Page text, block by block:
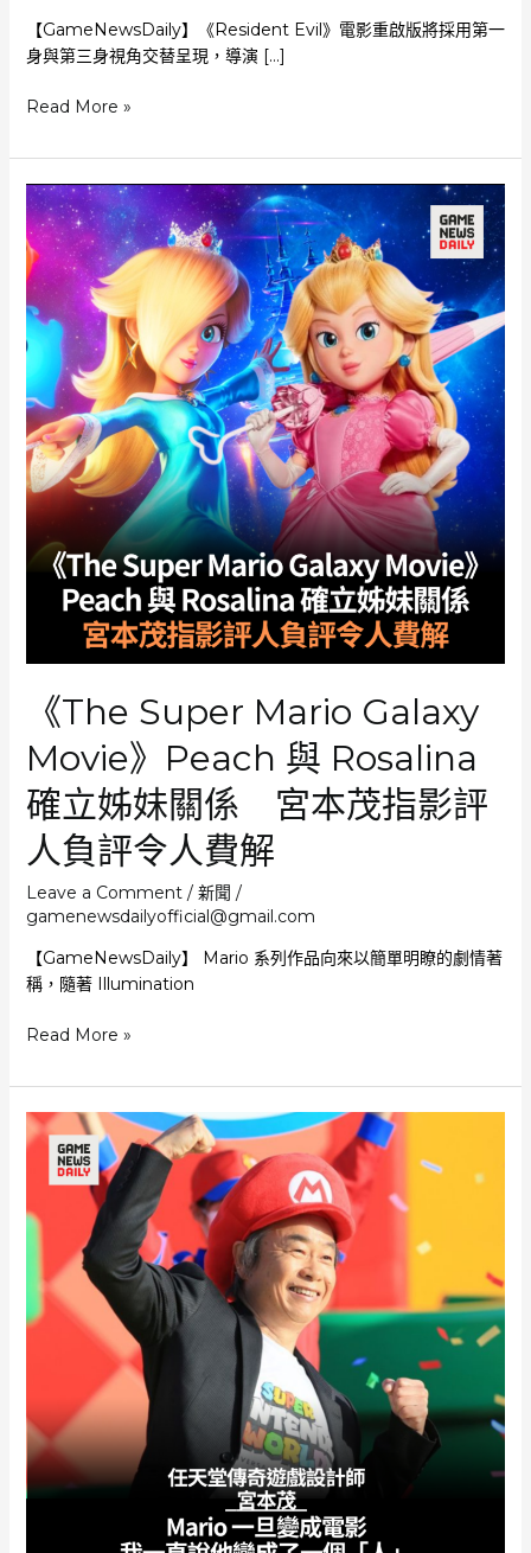
【GameNewsDaily】《Resident Evil》電影重啟版將採用第一
身與第三身視角交替呈現，導演 […]
《Resident
電
影
重
啟
版
將
採
用
第
一
身
與
第
三
身
視
演：
電
基
上
每
5
鐘
就
一
潮
Read More »
《The Super Mario Galaxy
Movie》Peach 與 Rosalina
確立姊妹關係 宮本茂指影評
人負評令人費解
Leave a Comment / 新聞 /
gamenewsdailyofficial@gmail.com
【GameNewsDaily】 Mario 系列作品向來以簡單明瞭的劇情著
稱，隨著 Illumination
《The
Mario
Galaxy
Movie》
Peach
Rosalina
姊
妹
本
茂
指
影
Read More »